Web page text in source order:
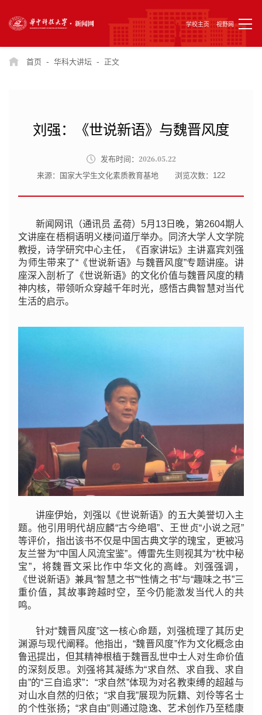
学校主页 视野网
首页 - 华科大讲坛 - 正文
刘强：《世说新语》与魏晋风度
发布时间： 2026.05.22
来源：国家大学生文化素质教育基地 浏览次数： 122
新闻网讯（通讯员 孟荷）5月13日晚，第2604期人
文讲座在梧桐语明义楼问道厅举办。同济大学人文学院
教授，诗学研究中心主任，《百家讲坛》主讲嘉宾刘强
为师生带来了“《世说新语》与魏晋风度”专题讲座。讲
座深入剖析了《世说新语》的文化价值与魏晋风度的精
神内核，带领听众穿越千年时光，感悟古典智慧对当代
生活的启示。
讲座伊始，刘强以《世说新语》的五大美誉切入主
题。他引用明代胡应麟“古今绝唱”、王世贞“小说之冠”
等评价，指出该书不仅是中国古典文学的瑰宝，更被冯
友兰誉为“中国人风流宝鉴”。傅雷先生则视其为“枕中秘
宝”，将魏晋文采比作中华文化的高峰。刘强强调，
《世说新语》兼具“智慧之书”“性情之书”与“趣味之书”三
重价值，其故事跨越时空，至今仍能激发当代人的共
鸣。
针对“魏晋风度”这一核心命题，刘强梳理了其历史
渊源与现代阐释。他指出，“魏晋风度”作为文化概念由
鲁迅提出，但其精神根植于魏晋乱世中士人对生命价值
的深刻反思。刘强将其凝练为“求自然、求自我、求自
由”的“三自追求”：“求自然”体现为对名教束缚的超越与
对山水自然的归依；“求自我”展现为阮籍、刘伶等名士
的个性张扬；“求自由”则通过隐逸、艺术创作乃至嵇康